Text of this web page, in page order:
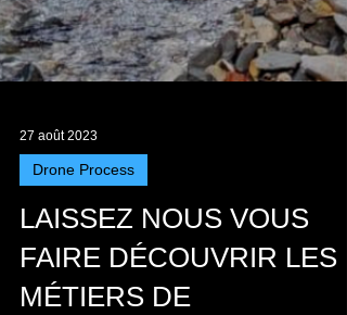
27 août 2023
Drone Process
LAISSEZ NOUS VOUS
FAIRE DÉCOUVRIR LES